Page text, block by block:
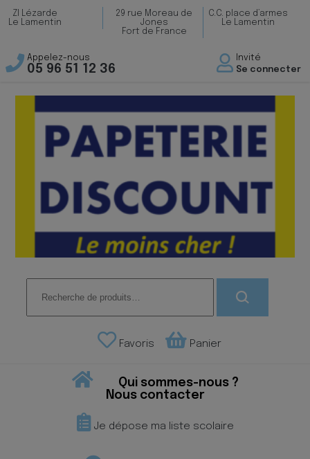
ZI Lézarde
Le Lamentin
29 rue Moreau de
Jones
Fort de France
C.C. place d’armes
Le Lamentin
Appelez-nous
05 96 51 12 36
Invité
Se connecter
pour :
Favoris Panier
Qui sommes-nous ?
Nous contacter
Je dépose ma liste scolaire